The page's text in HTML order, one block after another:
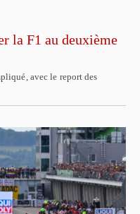
la F1 au deuxième
avec le report des